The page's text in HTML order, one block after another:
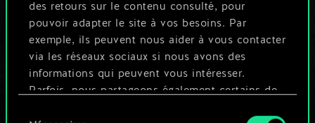
des retours sur le contenu consulté, pour
pouvoir adapter le site à vos besoins. Par
exemple, ils peuvent nous aider à vous contacter
via les réseaux sociaux si nous avons des
informations qui peuvent vous intéresser.
Parfois, nous partageons également certains de
Nommer ce jeu et créer un guide
Modifier le jeu